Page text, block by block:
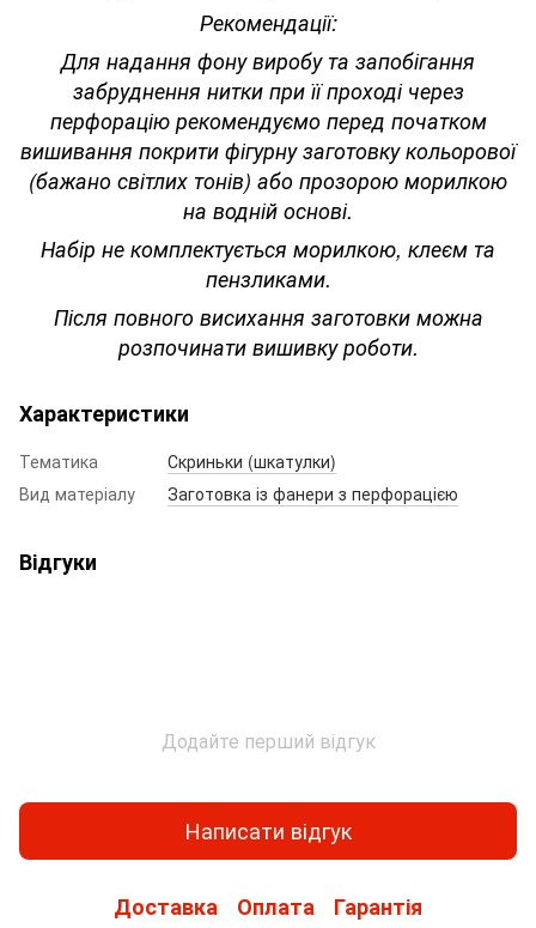
Рекомендації:
Для надання фону виробу та запобігання
забруднення нитки при її проході через
перфорацію рекомендуємо перед початком
вишивання покрити фігурну заготовку кольорової
(бажано світлих тонів) або прозорою морилкою
на водній основі.
Набір не комплектується морилкою, клеєм та
пензликами.
Після повного висихання заготовки можна
розпочинати вишивку роботи.
Характеристики
Тематика
Скриньки (шкатулки)
Вид матеріалу
Заготовка із фанери з перфорацією
Відгуки
Додайте перший відгук
Написати відгук
Доставка Оплата Гарантія